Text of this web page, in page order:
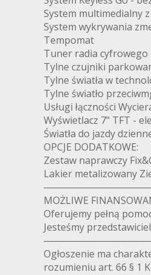
System multimedialny
System wykrywania
Tempomat
Tuner radia cyfrowego
Tylne czujniki
Tylne światła w
Tylne światło
Usługi łączności
Wyświetlacz 7" TFT -
Światła do jazdy
OPCJE DODATKOWE:
Zestaw naprawczy
Lakier metalizowany
MOŻLIWE
Oferujemy pełną
Jesteśmy
Ogłoszenie ma
rozumieniu art. 66 § 1